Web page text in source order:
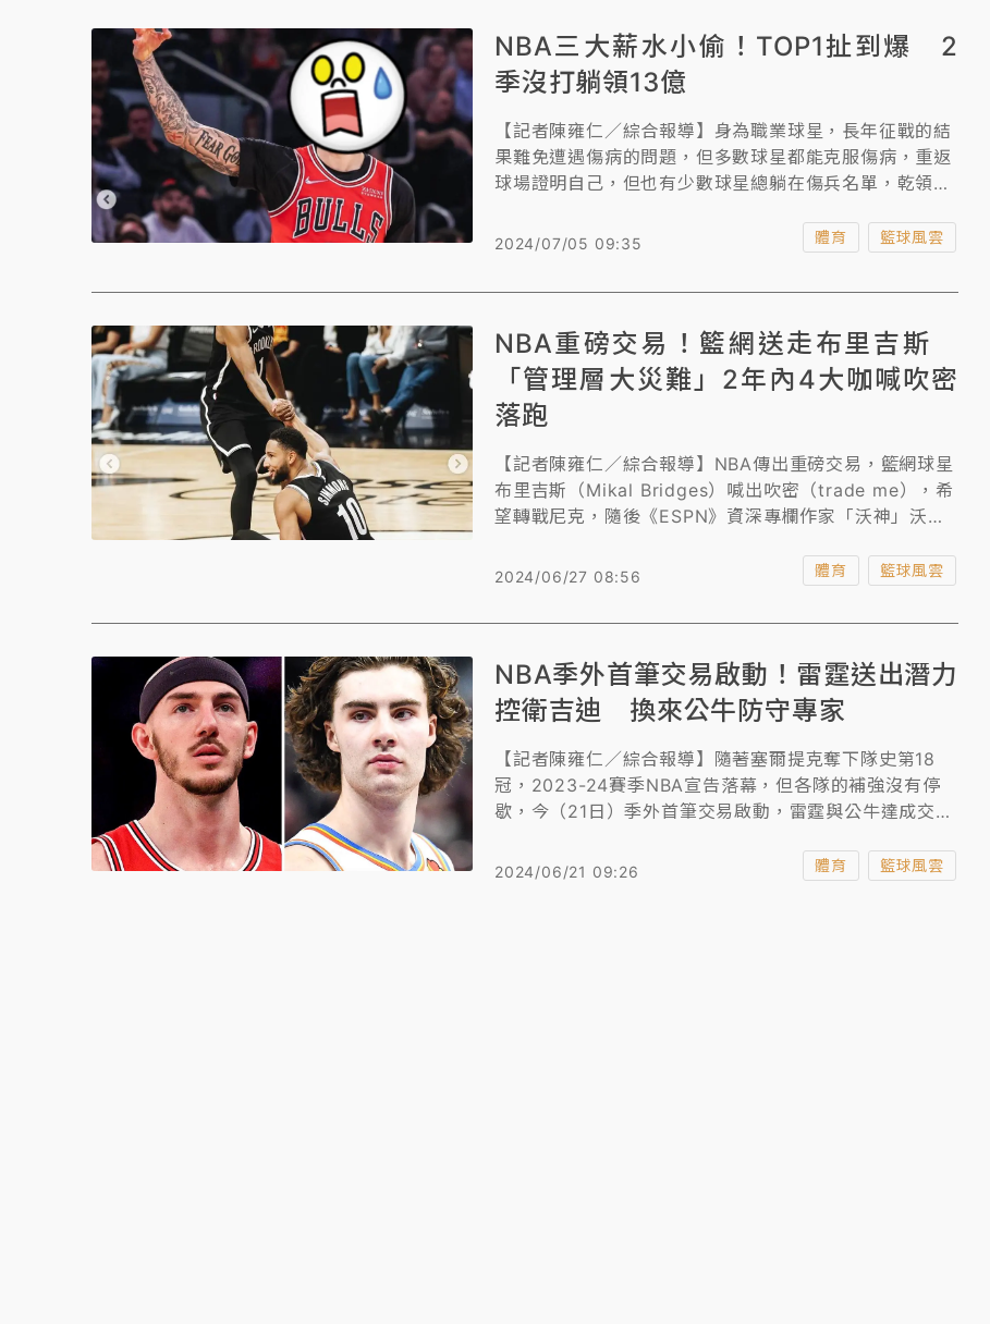
NBA三大薪水小偷！TOP1扯到爆 2
季沒打躺領13億
【記者陳雍仁／綜合報導】身為職業球星，長年征戰的結
果難免遭遇傷病的問題，但多數球星都能克服傷病，重返
球場證明自己，但也有少數球星總躺在傷兵名單，乾領高
理出2023-24賽季NBA的三大薪水小偷，TOP1扯到爆，
2024/07/05 09:35 體育 籃球風雲
NBA重磅交易！籃網送走布里吉斯
「管理層大災難」2年內4大咖喊吹密
落跑
【記者陳雍仁／綜合報導】NBA傳出重磅交易，籃網球星
布里吉斯（Mikal Bridges）喊出吹密（trade me），希
望轉戰尼克，隨後《ESPN》資深專欄作家「沃神」沃納
布里吉斯送到尼克。近2年籃網已有4球星相繼喊出吹密，
2024/06/27 08:56 體育 籃球風雲
NBA季外首筆交易啟動！雷霆送出潛力
控衛吉迪 換來公牛防守專家
【記者陳雍仁／綜合報導】隨著塞爾提克奪下隊史第18
冠，2023-24賽季NBA宣告落幕，但各隊的補強沒有停
歇，今（21日）季外首筆交易啟動，雷霆與公牛達成交易
牛防守專家卡魯索（Alex Caruso）。
2024/06/21 09:26 體育 籃球風雲